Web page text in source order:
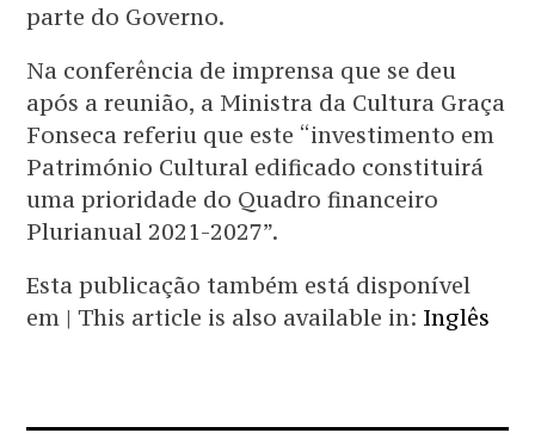
parte do Governo.
Na conferência de imprensa que se deu
após a reunião, a Ministra da Cultura Graça
Fonseca referiu que este “investimento em
Património Cultural edificado constituirá
uma prioridade do Quadro financeiro
Plurianual 2021-2027”.
Esta publicação também está disponível
em | This article is also available in: Inglês